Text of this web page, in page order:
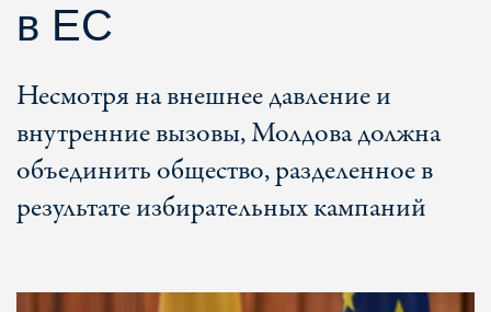
в ЕС
Несмотря на внешнее давление и
внутренние вызовы, Молдова должна
объединить общество, разделенное в
результате избирательных кампаний